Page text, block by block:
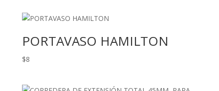
PORTAVASO HAMILTON
$8